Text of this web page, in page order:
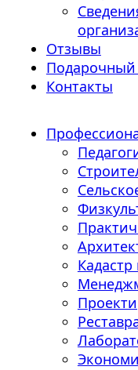
Отзывы
Подарочный
Контакты
Кадастр